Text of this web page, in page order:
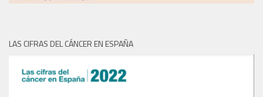
LAS CIFRAS DEL CÁNCER EN ESPAÑA